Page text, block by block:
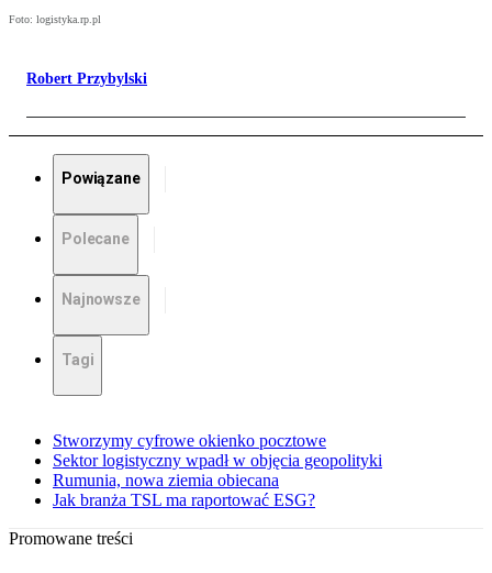
Foto: logistyka.rp.pl
Robert Przybylski
Powiązane
Polecane
Najnowsze
Tagi
Stworzymy cyfrowe okienko pocztowe
Sektor logistyczny wpadł w objęcia geopolityki
Rumunia, nowa ziemia obiecana
Jak branża TSL ma raportować ESG?
Promowane treści